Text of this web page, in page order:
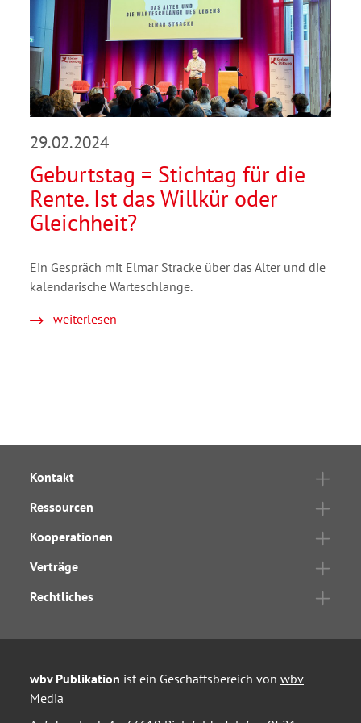
29.02.2024
Geburtstag = Stichtag für die
Rente. Ist das Willkür oder
Gleichheit?
Ein Gespräch mit Elmar Stracke über das Alter und die
kalendarische Warteschlange.
weiterlesen
Kontakt
Ressourcen
Kooperationen
Verträge
Rechtliches
wbv Publikation ist ein Geschäftsbereich von wbv
Media